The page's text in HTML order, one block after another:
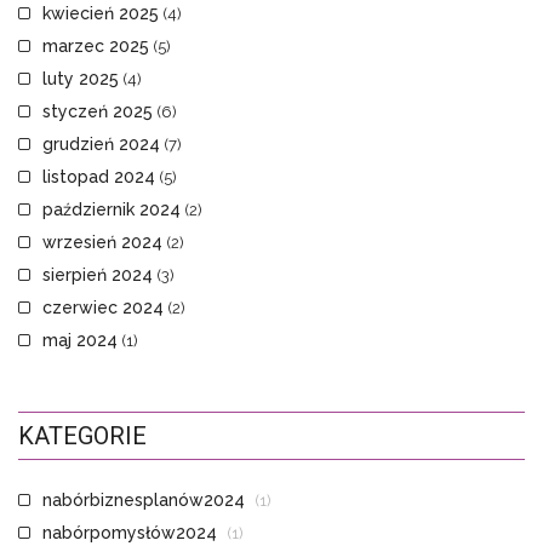
kwiecień 2025 (4)
marzec 2025 (5)
luty 2025 (4)
styczeń 2025 (6)
grudzień 2024 (7)
listopad 2024 (5)
październik 2024 (2)
wrzesień 2024 (2)
sierpień 2024 (3)
czerwiec 2024 (2)
maj 2024 (1)
KATEGORIE
nabórbiznesplanów2024 (1)
nabórpomysłów2024 (1)